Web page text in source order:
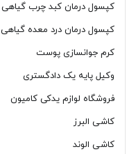
کپسول درمان کبد چرب گیاهی
کپسول درمان درد معده گیاهی
کرم جوانسازی پوست
وکیل پایه یک دادگستری
فروشگاه لوازم یدکی کامیون
کاشی البرز
کاشی الوند